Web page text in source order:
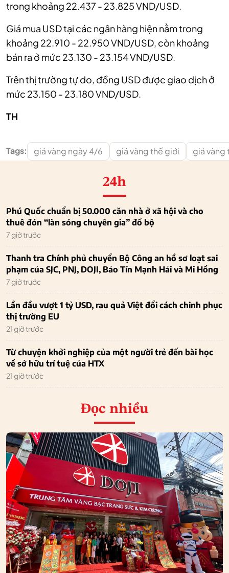
trong khoảng 22.437 - 23.825 VND/USD.
Giá mua USD tại các ngân hàng hiện nằm trong
khoảng 22.910 - 22.950 VND/USD, còn khoảng
bán ra ở mức 23.130 - 23.154 VND/USD.
Trên thị trường tự do, đồng USD được giao dịch ở
mức 23.150 - 23.180 VND/USD.
TH
Tags: giá vàng ngày 4/6 giá vàng thế giới giá vàng
24h
Phú Quốc chuẩn bị 50.000 căn nhà ở xã hội và cho
thuê đón “làn sóng chuyên gia” đổ bộ
7 giờ trước
Thanh tra Chính phủ chuyển Bộ Công an hồ sơ loạt sai
phạm của SJC, PNJ, DOJI, Bảo Tín Mạnh Hải và Mi Hồng
7 giờ trước
Lần đầu vượt 1 tỷ USD, rau quả Việt đổi cách chinh phục
thị trường EU
21 giờ trước
Từ chuyện khởi nghiệp của một người trẻ đến bài học
về sở hữu trí tuệ của HTX
21 giờ trước
Đọc nhiều